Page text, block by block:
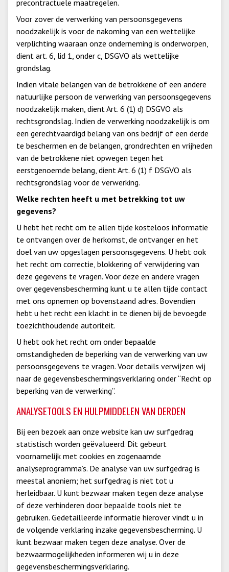
precontractuele maatregelen.
Voor zover de verwerking van persoonsgegevens
noodzakelijk is voor de nakoming van een wettelijke
verplichting waaraan onze onderneming is onderworpen,
dient art. 6, lid 1, onder c, DSGVO als wettelijke
grondslag.
Indien vitale belangen van de betrokkene of een andere
natuurlijke persoon de verwerking van persoonsgegevens
noodzakelijk maken, dient Art. 6 (1) d) DSGVO als
rechtsgrondslag. Indien de verwerking noodzakelijk is om
een gerechtvaardigd belang van ons bedrijf of een derde
te beschermen en de belangen, grondrechten en vrijheden
van de betrokkene niet opwegen tegen het
eerstgenoemde belang, dient Art. 6 (1) f DSGVO als
rechtsgrondslag voor de verwerking.
Welke rechten heeft u met betrekking tot uw
gegevens?
U hebt het recht om te allen tijde kosteloos informatie
te ontvangen over de herkomst, de ontvanger en het
doel van uw opgeslagen persoonsgegevens. U hebt ook
het recht om correctie, blokkering of verwijdering van
deze gegevens te vragen. Voor deze en andere vragen
over gegevensbescherming kunt u te allen tijde contact
met ons opnemen op bovenstaand adres. Bovendien
hebt u het recht een klacht in te dienen bij de bevoegde
toezichthoudende autoriteit.
U hebt ook het recht om onder bepaalde
omstandigheden de beperking van de verwerking van uw
persoonsgegevens te vragen. Voor details verwijzen wij
naar de gegevensbeschermingsverklaring onder “Recht op
beperking van de verwerking”.
ANALYSETOOLS EN HULPMIDDELEN VAN DERDEN
Bij een bezoek aan onze website kan uw surfgedrag
statistisch worden geëvalueerd. Dit gebeurt
voornamelijk met cookies en zogenaamde
analyseprogramma’s. De analyse van uw surfgedrag is
meestal anoniem; het surfgedrag is niet tot u
herleidbaar. U kunt bezwaar maken tegen deze analyse
of deze verhinderen door bepaalde tools niet te
gebruiken. Gedetailleerde informatie hierover vindt u in
de volgende verklaring inzake gegevensbescherming. U
kunt bezwaar maken tegen deze analyse. Over de
bezwaarmogelijkheden informeren wij u in deze
gegevensbeschermingsverklaring.